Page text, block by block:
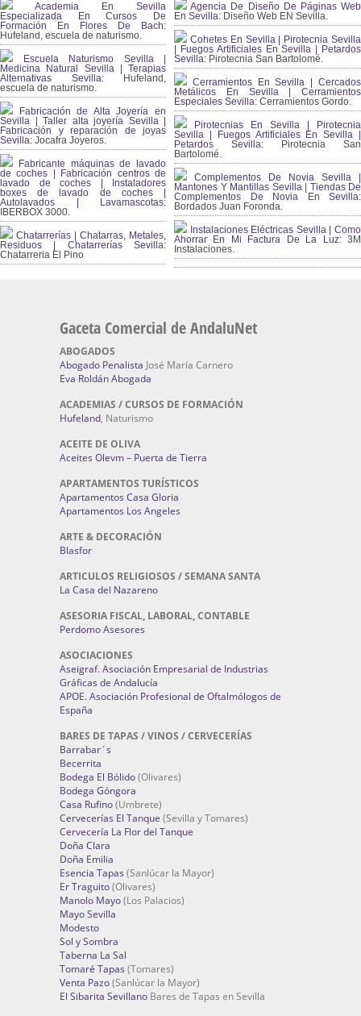
Academia En Sevilla
Especializada En Cursos De
Formación En Flores De Bach:
Hufeland, escuela de naturismo.
Escuela Naturismo Sevilla |
Medicina Natural Sevilla | Terapias
Alternativas Sevilla: Hufeland,
escuela de naturismo.
Fabricación de Alta Joyería en
Sevilla | Taller alta joyería Sevilla |
Fabricación y reparación de joyas
Sevilla: Jocafra Joyeros.
Fabricante máquinas de lavado
de coches | Fabricación centros de
lavado de coches | Instaladores
boxes de lavado de coches |
Autolavados | Lavamascotas:
IBERBOX 3000.
Chatarrerías | Chatarras, Metales,
Residuos | Chatarrerías Sevilla:
Chatarreria El Pino
Agencia De Diseño De Páginas Web
En Sevilla: Diseño Web EN Sevilla.
Cohetes En Sevilla | Pirotecnia Sevilla
| Fuegos Artificiales En Sevilla | Petardos
Sevilla: Pirotecnia San Bartolomé.
Cerramientos En Sevilla | Cercados
Metálicos En Sevilla | Cerramientos
Especiales Sevilla: Cerramientos Gordo.
Pirotecnias En Sevilla | Pirotecnia
Sevilla | Fuegos Artificiales En Sevilla |
Petardos Sevilla: Pirotecnia San
Bartolomé.
Complementos De Novia Sevilla |
Mantones Y Mantillas Sevilla | Tiendas De
Complementos De Novia En Sevilla:
Bordados Juan Foronda.
Instalaciones Eléctricas Sevilla | Como
Ahorrar En Mi Factura De La Luz:3M
Instalaciones.
Gaceta Comercial de AndaluNet
ABOGADOS
Abogado Penalista José María Carnero
Eva Roldán Abogada
ACADEMIAS / CURSOS DE FORMACIÓN
Hufeland, Naturismo
ACEITE DE OLIVA
Aceites Olevm – Puerta de Tierra
APARTAMENTOS TURÍSTICOS
Apartamentos Casa Gloria
Apartamentos Los Angeles
ARTE & DECORACIÓN
Blasfor
ARTICULOS RELIGIOSOS / SEMANA SANTA
La Casa del Nazareno
ASESORIA FISCAL, LABORAL, CONTABLE
Perdomo Asesores
ASOCIACIONES
Aseigraf. Asociación Empresarial de Industrias
Gráficas de Andalucía
APOE. Asociación Profesional de Oftalmólogos de
España
BARES DE TAPAS / VINOS / CERVECERÍAS
Barrabar´s
Becerrita
Bodega El Bólido(Olivares)
Bodega Góngora
Casa Rufino(Umbrete)
Cervecerías El Tanque (Sevilla y Tomares)
Cervecería La Flor del Tanque
Doña Clara
Doña Emilia
Esencia Tapas (Sanlúcar la Mayor)
Er Traguito(Olivares)
Manolo Mayo(Los Palacios)
Mayo Sevilla
Modesto
Sol y Sombra
Taberna La Sal
Tomaré Tapas (Tomares)
Venta Pazo(Sanlúcar la Mayor)
El Sibarita Sevillano Bares de Tapas en Sevilla